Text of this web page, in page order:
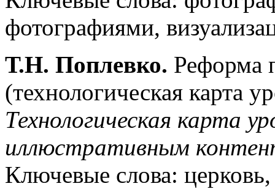
фотографиями,
Т.Н. Поплевко. Реформа
(технологическая карта
Технологическая карта
иллюстративным
Ключевые слова: